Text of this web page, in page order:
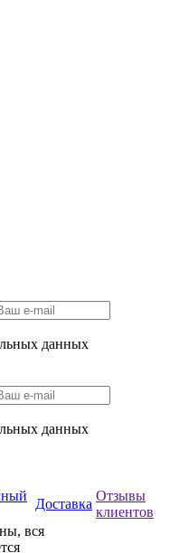
данных
данных
Доставка
Отзывы
клиентов
вся